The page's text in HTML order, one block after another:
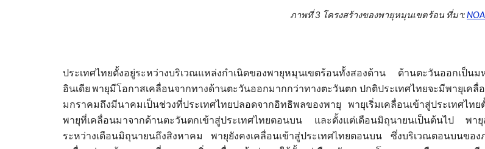
ภาพที่ 3 โครงสร้างของพายุหมุนเขตร้อน ที่มา:
ประเทศไทยตั้งอยู่ระหว่างบริเวณแหล่งกำเนิดของพายุหมุนเขตร้อนทั้งสองด้าน ด้านตะวันออกเป็นม
อินเดีย พายุมีโอกาสเคลื่อนจากทางด้านตะวันออกมากกว่าทางตะวันตก ปกติประเทศไทยจะมีพายุเค
มกราคมถึงมีนาคมเป็นช่วงที่ประเทศไทยปลอดจากอิทธิพลของพายุ พายุเริ่มเคลื่อนเข้าสู่ประเทศไ
พายุที่เคลื่อนมาจากด้านตะวันตกเข้าสู่ประเทศไทยตอนบน และตั้งแต่เดือนมิถุนายนเป็นต้นไป พา
ระหว่างเดือนมิถุนายนถึงสิงหาคม พายุยังคงเคลื่อนเข้าสู่ประเทศไทยตอนบน ซึ่งบริเวณตอนบนข